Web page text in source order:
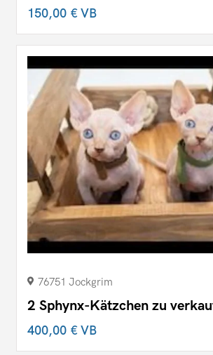
150,00 €VB
76751 Jockgrim
2 Sphynx-Kätzchen zu
400,00 €VB